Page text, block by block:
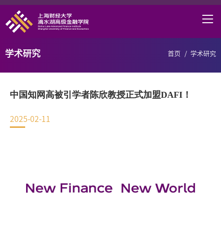
首页
研究中心
信息服务
首页 / 学术研究
学术研究
中国知网高被引学者陈欣教授正式加盟DAFI！
2025-02-11